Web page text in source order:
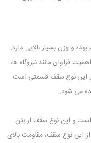
و وزن بسیار بالایی دارد.
فراوان مانند نیروگاه ها،
این نوع سقف قسمتی است
می شود.
تا ۵۰ سانتی متر است و این نوع سقف از بتن
این نوع سقف، مقاومت بالای